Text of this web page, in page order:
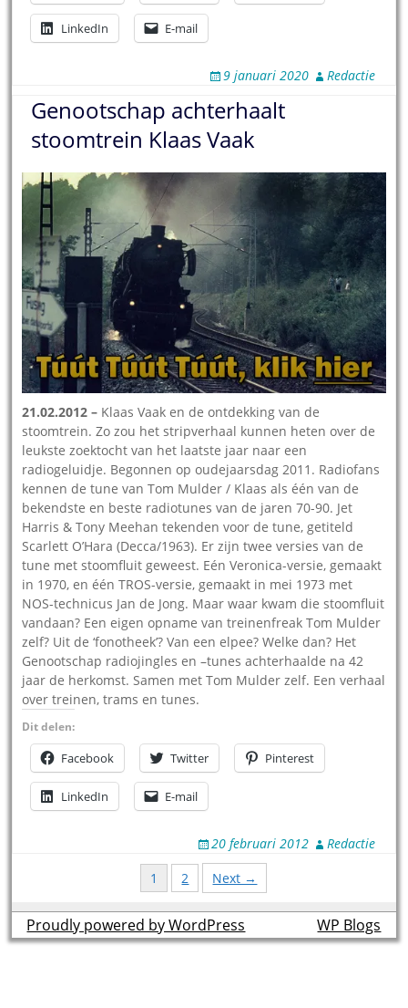
LinkedIn E-mail
9 januari 2020 Redactie
Genootschap achterhaalt
stoomtrein Klaas Vaak
21.02.2012 – Klaas Vaak en de ontdekking van de
stoomtrein. Zo zou het stripverhaal kunnen heten over de
leukste zoektocht van het laatste jaar naar een
radiogeluidje. Begonnen op oudejaarsdag 2011. Radiofans
kennen de tune van Tom Mulder / Klaas als één van de
bekendste en beste radiotunes van de jaren 70-90. Jet
Harris & Tony Meehan tekenden voor de tune, getiteld
Scarlett O’Hara (Decca/1963). Er zijn twee versies van de
tune met stoomfluit geweest. Eén Veronica-versie, gemaakt
in 1970, en één TROS-versie, gemaakt in mei 1973 met
NOS-technicus Jan de Jong. Maar waar kwam die stoomfluit
vandaan? Een eigen opname van treinenfreak Tom Mulder
zelf? Uit de ‘fonotheek’? Van een elpee? Welke dan? Het
Genootschap radiojingles en –tunes achterhaalde na 42
jaar de herkomst. Samen met Tom Mulder zelf. Een verhaal
over treinen, trams en tunes.
Dit delen:
Facebook Twitter Pinterest
LinkedIn E-mail
20 februari 2012 Redactie
navigation
1 2 Next →
Proudly powered by WordPress theme byWP Blogs